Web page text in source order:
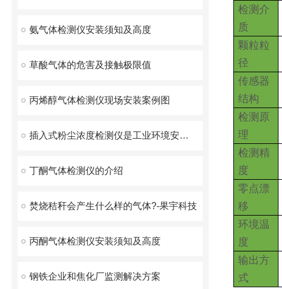
氨气体检测仪安装须知及高度
草酸气体的危害及接触极限值
丙烯醇气体检测仪现场安装案例图
插入式粉尘浓度检测仪是工业环境安全监测的得力助手
丁酮气体检测仪的介绍
焚烧秸秆会产生什么样的气体?-果宇科技
丙酮气体检测仪安装须知及高度
钢铁企业和焦化厂监测解决方案
检测介
质
颗粒粒
径
传感器
结构
检测原
理
检测精
度
零点漂
移
环境温
度
输出方
式